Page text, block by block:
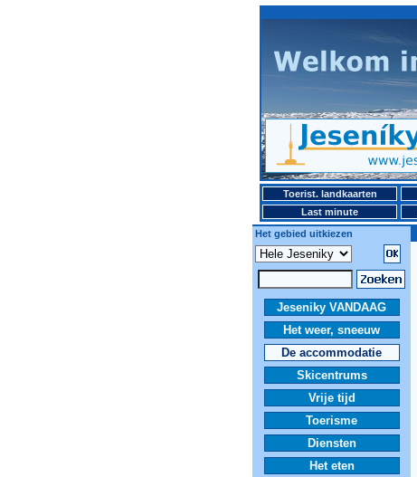
Toerist. landkaarten
Last minute
Het gebied uitkiezen
Jeseniky VANDAAG
Het weer, sneeuw
De accommodatie
Skicentrums
Vrije tijd
Toerisme
Diensten
Het eten